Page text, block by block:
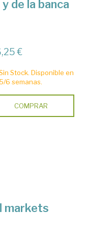
de la banca
€
Stock. Disponible en
5/6 semanas.
COMPRAR
markets